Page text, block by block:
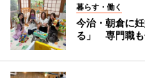
暮らす・働く
今治・朝倉に
る」 専門職も